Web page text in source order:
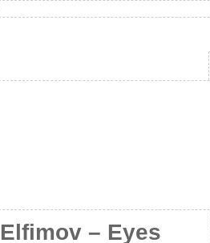
– Eyes